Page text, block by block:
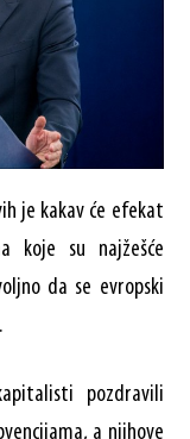
je kakav će efekat
koje su najžešće
da se evropski
pozdravili
a njihove